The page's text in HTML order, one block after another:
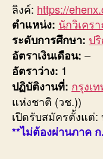
ลิงค์: https://
ตำแหน่ง: นักวิเคร
ระดับการศึกษา: ป
อัตราเงินเดือน: –
อัตราว่าง: 1
ปฏิบัติงานที่: กรุงเ
แห่งชาติ (วช.))
เปิดรับสมัครตั้งแต่:
**ไม่ต้องผ่านภาค